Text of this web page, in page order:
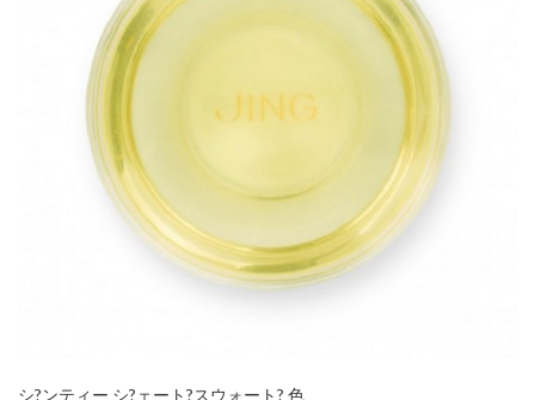
シ?ンティー シ?ェート?スウォート? 色